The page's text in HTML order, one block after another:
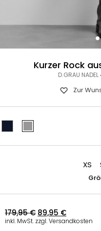
Kurzer Rock
D.GRAU
Zur
XS
179,95€ 89,95 €
inkl. MwSt. zzgl. Versandkosten